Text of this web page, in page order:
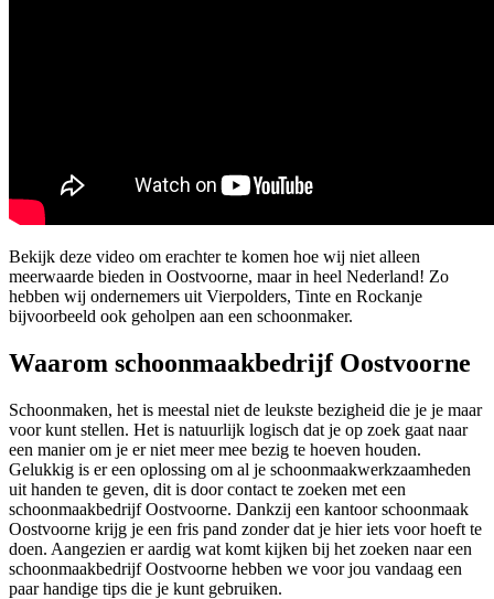
Bekijk deze video om erachter te komen hoe wij niet alleen
meerwaarde bieden in Oostvoorne, maar in heel Nederland! Zo
hebben wij ondernemers uit Vierpolders, Tinte en Rockanje
bijvoorbeeld ook geholpen aan een schoonmaker.
Waarom schoonmaakbedrijf Oostvoorne
Schoonmaken, het is meestal niet de leukste bezigheid die je je maar
voor kunt stellen. Het is natuurlijk logisch dat je op zoek gaat naar
een manier om je er niet meer mee bezig te hoeven houden.
Gelukkig is er een oplossing om al je schoonmaakwerkzaamheden
uit handen te geven, dit is door contact te zoeken met een
schoonmaakbedrijf Oostvoorne. Dankzij een kantoor schoonmaak
Oostvoorne krijg je een fris pand zonder dat je hier iets voor hoeft te
doen. Aangezien er aardig wat komt kijken bij het zoeken naar een
schoonmaakbedrijf Oostvoorne hebben we voor jou vandaag een
paar handige tips die je kunt gebruiken.